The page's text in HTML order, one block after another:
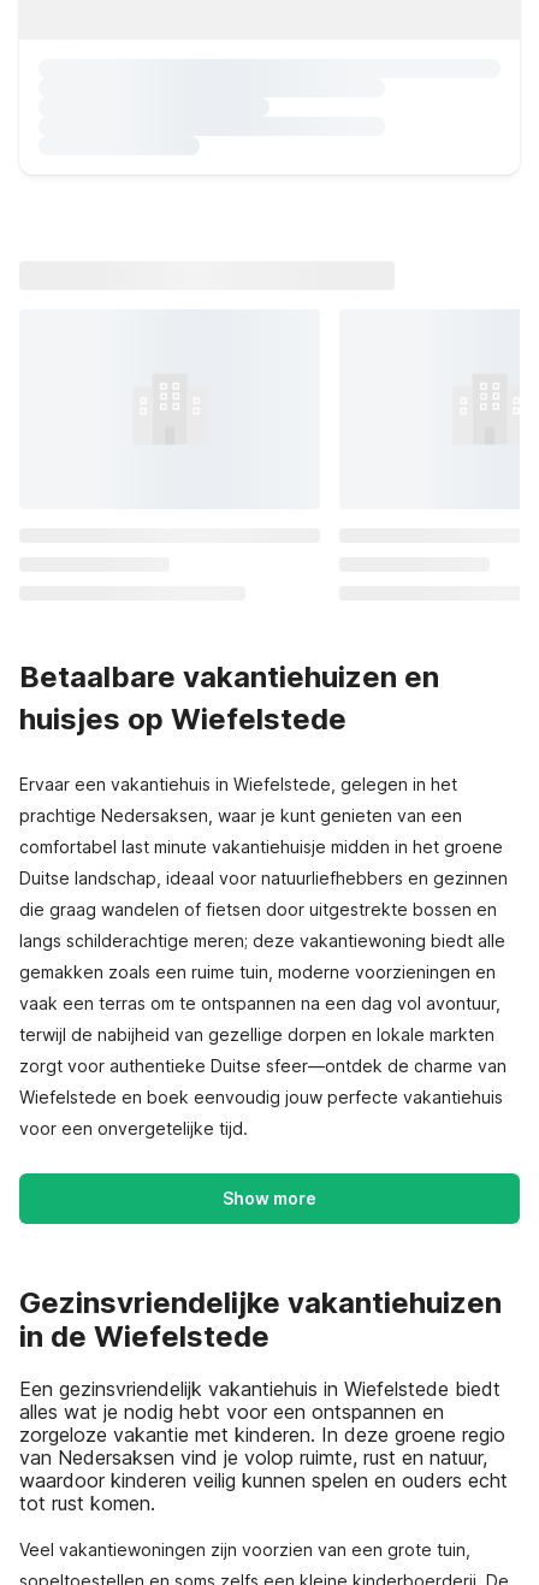
Betaalbare vakantiehuizen en
huisjes op Wiefelstede
Ervaar een vakantiehuis in Wiefelstede, gelegen in het
prachtige Nedersaksen, waar je kunt genieten van een
comfortabel last minute vakantiehuisje midden in het groene
Duitse landschap, ideaal voor natuurliefhebbers en gezinnen
die graag wandelen of fietsen door uitgestrekte bossen en
langs schilderachtige meren; deze vakantiewoning biedt alle
gemakken zoals een ruime tuin, moderne voorzieningen en
vaak een terras om te ontspannen na een dag vol avontuur,
terwijl de nabijheid van gezellige dorpen en lokale markten
zorgt voor authentieke Duitse sfeer—ontdek de charme van
Wiefelstede en boek eenvoudig jouw perfecte vakantiehuis
voor een onvergetelijke tijd.
Show more
Gezinsvriendelijke vakantiehuizen
in de Wiefelstede
Een gezinsvriendelijk vakantiehuis in Wiefelstede biedt
alles wat je nodig hebt voor een ontspannen en
zorgeloze vakantie met kinderen. In deze groene regio
van Nedersaksen vind je volop ruimte, rust en natuur,
waardoor kinderen veilig kunnen spelen en ouders echt
tot rust komen.
Veel vakantiewoningen zijn voorzien van een grote tuin,
sopeltoestellen en soms zelfs een kleine kinderboerderij. De